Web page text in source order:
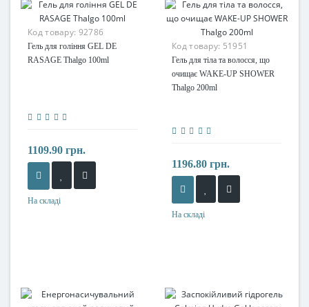
Код товару: 92786
Гель для гоління GEL DE
RASAGE Thalgo 100ml
1109.90 грн.
На складі
Код товару: 51951
Гель для тіла та волосся, що
очищає WAKE-UP SHOWER
Thalgo 200ml
1196.80 грн.
На складі